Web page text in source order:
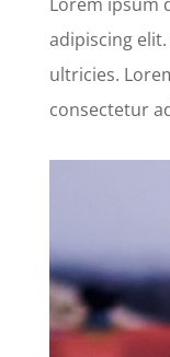
Lorem ipsum
adipiscing
ultricies.
consectetur